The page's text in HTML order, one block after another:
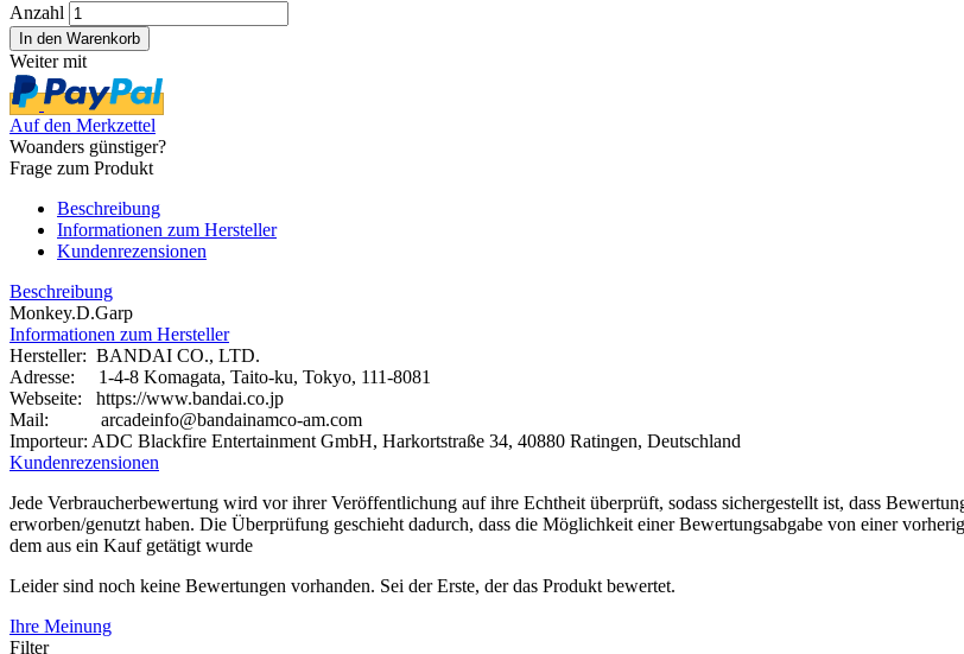
Anzahl
Weiter mit
Auf den Merkzettel
Woanders günstiger?
Frage zum Produkt
Beschreibung
Informationen zum Hersteller
Kundenrezensionen
Beschreibung
Monkey.D.Garp
Informationen zum Hersteller
Hersteller: BANDAI CO., LTD.
Adresse: 1-4-8 Komagata, Taito-ku, Tokyo, 111-8081
Webseite:
https://www.bandai.co.jp
Mail: arcadeinfo@bandainamco-am.com
Importeur: ADC Blackfire Entertainment GmbH, Harkortstraße 34, 40880 Ratingen, Deutschland
Kundenrezensionen
Jede Verbraucherbewertung wird vor ihrer Veröffentlichung auf ihre Echtheit überprüft, sodass sichergestellt ist, dass
erworben/genutzt haben. Die Überprüfung geschieht dadurch, dass die Möglichkeit einer Bewertungsabgabe von einer
dem aus ein Kauf getätigt wurde
Leider sind noch keine Bewertungen vorhanden. Sei der Erste, der das Produkt bewertet.
Ihre Meinung
Filter